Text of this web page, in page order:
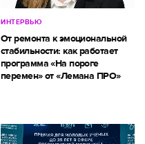
ИНТЕРВЬЮ
От ремонта к эмоциональной
стабильности: как работает
программа «На пороге
перемен» от «Лемана ПРО»